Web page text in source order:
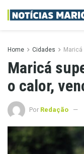
Home Cidades Maricá
Maricá
o calor,
Por Redação